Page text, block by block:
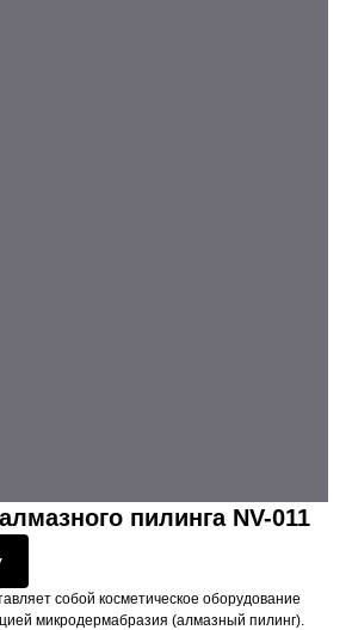
пилинга NV-011
собой косметическое оборудование
микродермабразия (алмазный пилинг).